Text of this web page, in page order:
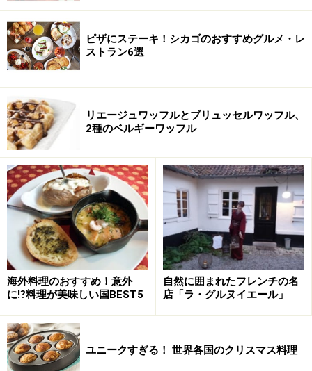
ピザにステーキ！シカゴのおすすめグルメ・レ
ストラン6選
リエージュワッフルとブリュッセルワッフル、
2種のベルギーワッフル
海外料理のおすすめ！意外
に⁉料理が美味しい国BEST5
自然に囲まれたフレンチの名
店「ラ・グルヌイエール」
ユニークすぎる！ 世界各国のクリスマス料理